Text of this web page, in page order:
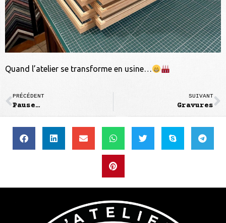
Quand l’atelier se transforme en usine…
PRÉCÉDENT
Pause…
SUIVANT
Gravures